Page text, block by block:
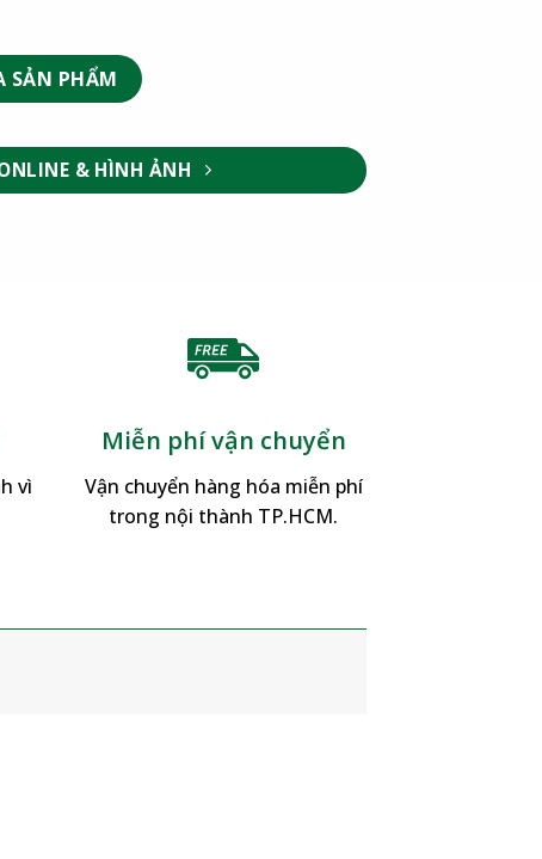
SẢN PHẨM
& HÌNH ẢNH
vì
Miễn phí vận chuyển
Vận chuyển hàng hóa miễn phí
trong nội thành TP.HCM.